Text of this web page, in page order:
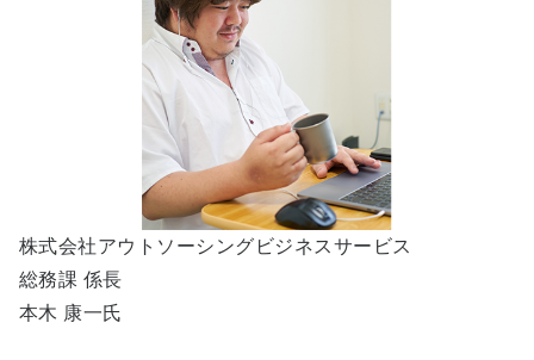
株式会社アウトソーシングビジネスサービス
総務課 係長
本木 康一氏